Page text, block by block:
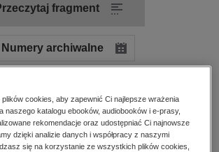
fragment
Numery archiwalne
format: PDF Dostęp online PDF
cookies, aby zapewnić Ci najlepsze wrażenia
naszego katalogu ebooków, audiobooków i e-prasy,
rekomendacje oraz udostępniać Ci najnowsze
dzięki analizie danych i współpracy z naszymi
się na korzystanie ze wszystkich plików cookies,